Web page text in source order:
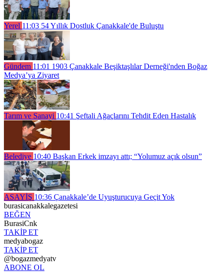
Yerel 11:03 54 Yıllık Dostluk Çanakkale'de Buluştu
Gündem 11:01 1903 Çanakkale Beşiktaşlılar Derneği'nden Boğaz
Medya’ya Ziyaret
Tarım ve Sanayi 10:41 Şeftali Ağaçlarını Tehdit Eden Hastalık
Belediye 10:40 Başkan Erkek imzayı attı; “Yolumuz açık olsun”
ASAYİŞ 10:36 Çanakkale’de Uyuşturucuya Geçit Yok
burasicanakkalegazetesi
BEĞEN
BurasiCnk
TAKİP ET
medyabogaz
TAKİP ET
@bogazmedyatv
ABONE OL